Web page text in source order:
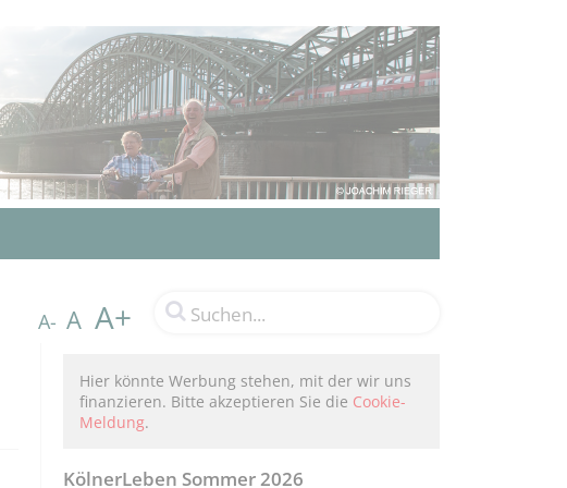
A- A A+
Hier könnte Werbung stehen, mit der wir uns
finanzieren. Bitte akzeptieren Sie die Cookie-
Meldung.
KölnerLeben Sommer 2026